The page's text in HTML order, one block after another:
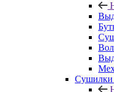
Сушилки